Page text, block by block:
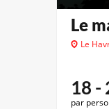
Le
Le
18 -
par